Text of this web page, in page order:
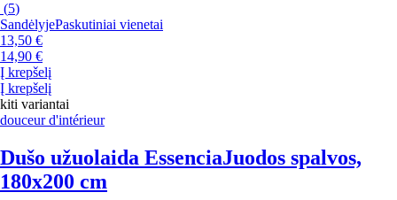
(5)
SandėlyjePaskutiniai vienetai
13,50 €
14,90 €
Į krepšelį
Į krepšelį
kiti variantai
douceur d'intérieur
Dušo užuolaida EssenciaJuodos spalvos,
180x200 cm